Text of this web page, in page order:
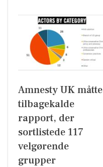
Amnesty UK måtte
tilbagekalde
rapport, der
sortlistede 117
velgørende
grupper